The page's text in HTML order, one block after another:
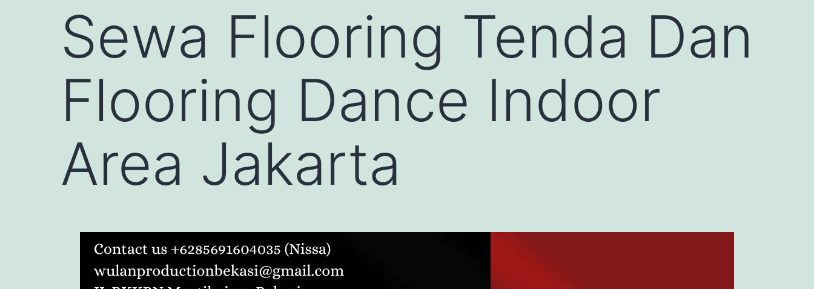
Sewa Flooring Tenda Dan
Flooring Dance Indoor
Area Jakarta